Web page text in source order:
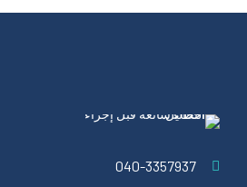
040-3357937